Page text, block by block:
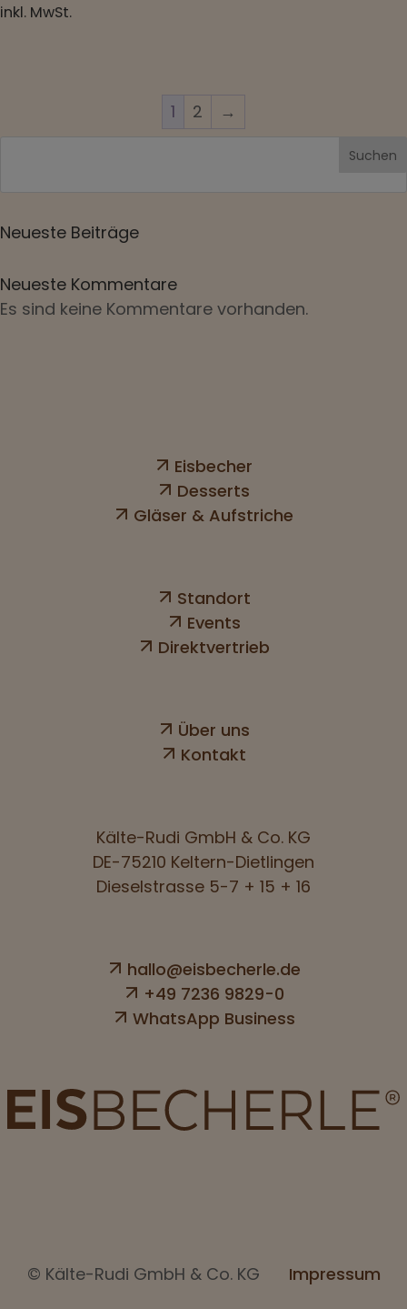
inkl. MwSt.
1 2 →
Suchen
Neueste Beiträge
Neueste Kommentare
Es sind keine Kommentare vorhanden.
Eisbecher
Desserts
Gläser & Aufstriche
Standort
Events
Direktvertrieb
Über uns
Kontakt
Kälte-Rudi GmbH & Co. KG
DE-75210 Keltern-Dietlingen
Dieselstrasse 5-7 + 15 + 16
hallo@eisbecherle.de
+49 7236 9829-0
WhatsApp Business
© Kälte-Rudi GmbH & Co. KG Impressum